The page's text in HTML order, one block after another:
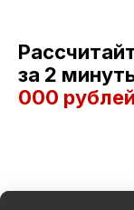
за 2
000 рублей